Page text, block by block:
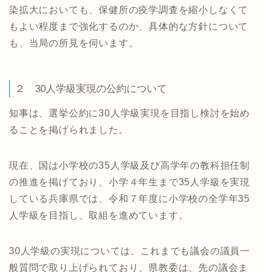
染拡大においても、保健所の疫学調査を縮小しなくて
もよい程度まで強化するのか、具体的な方針について
も、当局の所見を伺います。
２ 30人学級実現の公約について
知事は、選挙公約に30人学級実現を目指し検討を始め
ることを掲げられました。
現在、国は小学校の35人学級及び高学年の教科担任制
の推進を掲げており、小学４年生まで35人学級を実現
している兵庫県では、令和７年度に小学校の全学年35
人学級を目指し、取組を進めています。
30人学級の実現については、これまでも議会の議員一
般質問で取り上げられており、県教委は、先の議会ま